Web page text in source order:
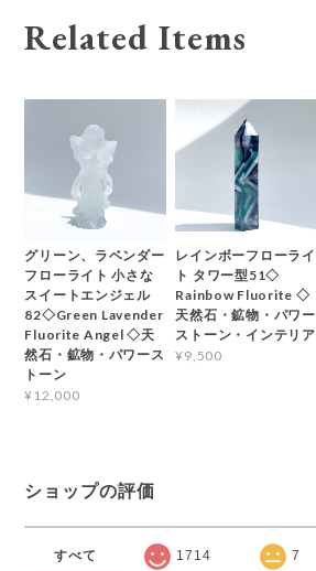
Related Items
グリーン、ラベンダー
フローライト 小さな
スイートエンジェル
82◇Green Lavender
Fluorite Angel ◇天
然石・鉱物・パワース
トーン
¥12,000
レインボーフローライ
ト タワー型51◇
Rainbow Fluorite ◇
天然石・鉱物・パワー
ストーン・インテリア
¥9,500
ショップの評価
すべて 1714 7